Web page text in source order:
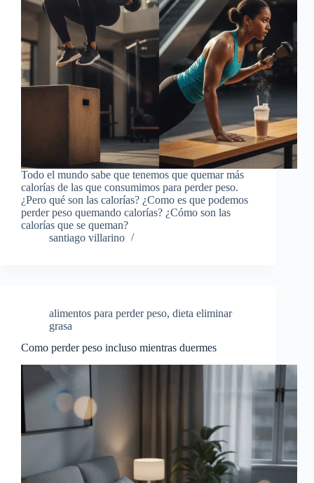
Todo el mundo sabe que tenemos que quemar más
calorías de las que consumimos para perder peso.
¿Pero qué son las calorías? ¿Como es que podemos
perder peso quemando calorías? ¿Cómo son las
calorías que se queman?
santiago villarino
alimentos para perder peso, dieta eliminar
grasa
Como perder peso incluso mientras duermes